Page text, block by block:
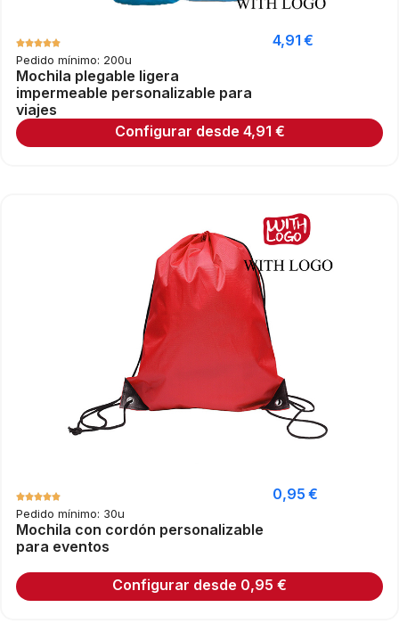
Pedido mínimo: 200u
Mochila plegable ligera
impermeable personalizable para
viajes
4,91€
Configurar desde 4,91 €
Pedido mínimo: 30u
Mochila con cordón personalizable
para eventos
0,95€
Configurar desde 0,95 €